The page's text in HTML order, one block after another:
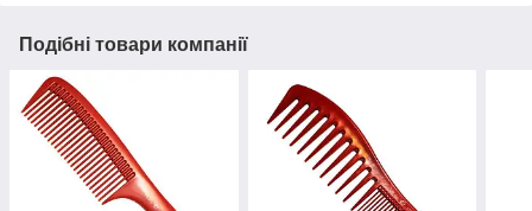
Подібні товари компанії